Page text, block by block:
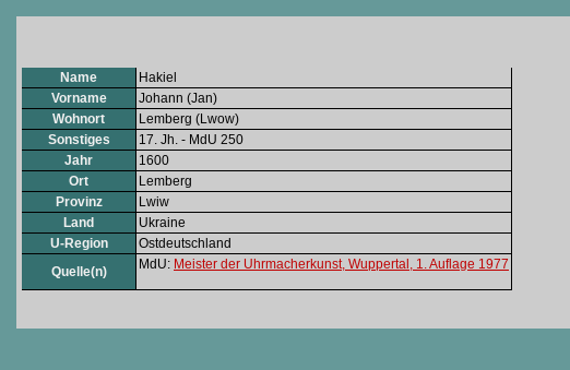
Name
Hakiel
Vorname
Johann (Jan)
Wohnort
Lemberg (Lwow)
Sonstiges
17. Jh. - MdU 250
Jahr
1600
Ort
Lemberg
Provinz
Lwiw
Land
Ukraine
U-Region
Ostdeutschland
Quelle(n)
MdU: Meister der Uhrmacherkunst, Wuppertal, 1. Auflage 1977